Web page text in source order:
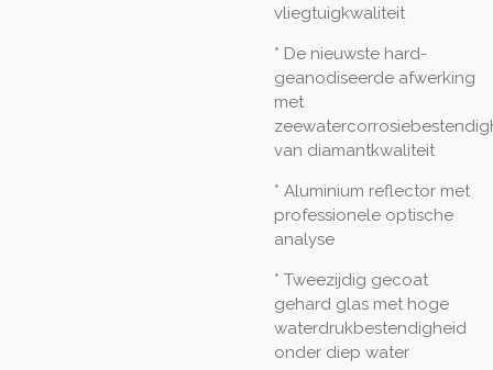
vliegtuigkwaliteit
* De nieuwste hard-
geanodiseerde afwerking
met
van diamantkwaliteit
* Aluminium reflector met
professionele optische
analyse
* Tweezijdig gecoat
gehard glas met hoge
waterdrukbestendigheid
onder diep water